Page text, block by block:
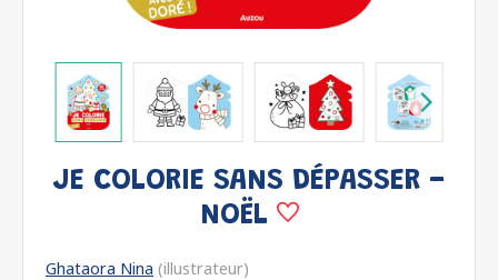
JE COLORIE SANS DÉPASSER -
NOËL
Ghataora Nina (illustrateur)